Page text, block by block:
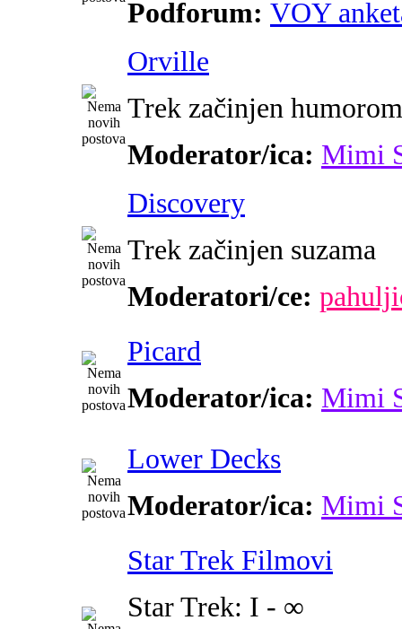
Podforum: VOY
Orville
Trek začinjen humorom
Moderator/ica: Mimi
Discovery
Trek začinjen suzama
Moderatori/ce:
Picard
Moderator/ica: Mimi
Lower Decks
Moderator/ica: Mimi
Star Trek Filmovi
Star Trek: I - ∞